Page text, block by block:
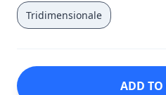
Tridimensionale
ADD TO